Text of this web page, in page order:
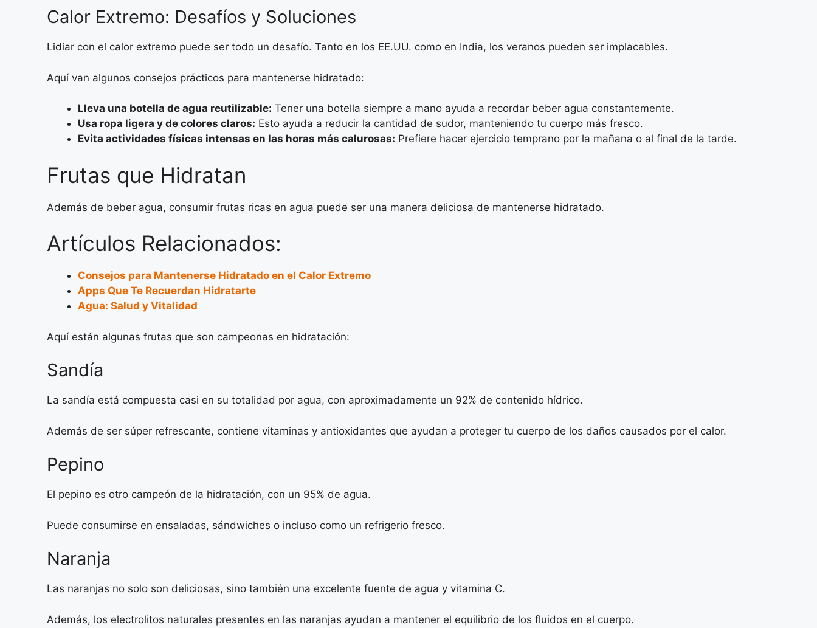
Calor Extremo: Desafíos y Soluciones
Lidiar con el calor extremo puede ser todo un desafío. Tanto en los EE.UU. como en India, los veranos pueden ser implacables.
Aquí van algunos consejos prácticos para mantenerse hidratado:
Lleva una botella de agua reutilizable: Tener una botella siempre a mano ayuda a recordar beber agua constantemente.
Usa ropa ligera y de colores claros: Esto ayuda a reducir la cantidad de sudor, manteniendo tu cuerpo más fresco.
Evita actividades físicas intensas en las horas más calurosas: Prefiere hacer ejercicio temprano por la mañana o al final de la tarde.
Frutas que Hidratan
Además de beber agua, consumir frutas ricas en agua puede ser una manera deliciosa de mantenerse hidratado.
Artículos Relacionados:
Consejos para Mantenerse Hidratado en el Calor Extremo
Apps Que Te Recuerdan Hidratarte
Agua: Salud y Vitalidad
Aquí están algunas frutas que son campeonas en hidratación:
Sandía
La sandía está compuesta casi en su totalidad por agua, con aproximadamente un 92% de contenido hídrico.
Además de ser súper refrescante, contiene vitaminas y antioxidantes que ayudan a proteger tu cuerpo de los daños causados por el calor.
Pepino
El pepino es otro campeón de la hidratación, con un 95% de agua.
Puede consumirse en ensaladas, sándwiches o incluso como un refrigerio fresco.
Naranja
Las naranjas no solo son deliciosas, sino también una excelente fuente de agua y vitamina C.
Además, los electrolitos naturales presentes en las naranjas ayudan a mantener el equilibrio de los fluidos en el cuerpo.